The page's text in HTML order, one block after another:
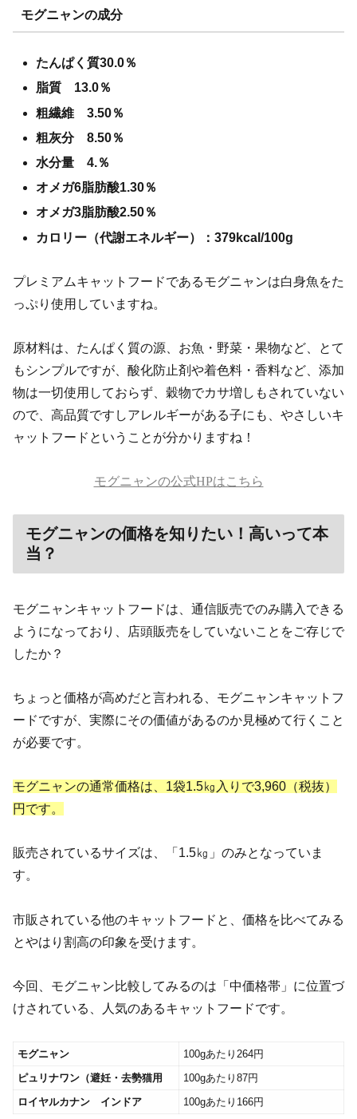
モグニャンの成分
たんぱく質30.0％
脂質 13.0％
粗繊維 3.50％
粗灰分 8.50％
水分量 4.％
オメガ6脂肪酸1.30％
オメガ3脂肪酸2.50％
カロリー（代謝エネルギー）：379kcal/100g
プレミアムキャットフードであるモグニャンは白身魚をた
っぷり使用していますね。
原材料は、たんぱく質の源、お魚・野菜・果物など、とて
もシンプルですが、酸化防止剤や着色料・香料など、添加
物は一切使用しておらず、穀物でカサ増しもされていない
ので、高品質ですしアレルギーがある子にも、やさしいキ
ャットフードということが分かりますね！
モグニャンの公式HPはこちら
モグニャンの価格を知りたい！高いって本
当？
モグニャンキャットフードは、通信販売でのみ購入できる
ようになっており、店頭販売をしていないことをご存じで
したか？
ちょっと価格が高めだと言われる、モグニャンキャットフ
ードですが、実際にその価値があるのか見極めて行くこと
が必要です。
モグニャンの通常価格は、1袋1.5㎏入りで3,960（税抜）
円です。
販売されているサイズは、「1.5㎏」のみとなっていま
す。
市販されている他のキャットフードと、価格を比べてみる
とやはり割高の印象を受けます。
今回、モグニャン比較してみるのは「中価格帯」に位置づ
けされている、人気のあるキャットフードです。
モグニャン
100gあたり264円
ピュリナワン（避妊・去勢猫用
100gあたり87円
ロイヤルカナン インドア
100gあたり166円